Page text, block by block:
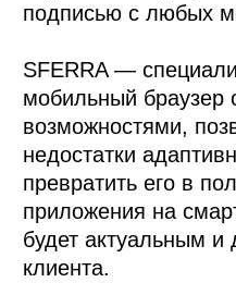
подписью с любых
SFERRA —
мобильный
возможностями,
недостатки
превратить его в
приложения на
будет актуальным
клиента.